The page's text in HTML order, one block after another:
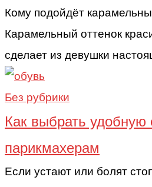
Кому подойдёт
Карамельный оттенок
сделает из девушки
Без рубрики
Как выбрать удобную
парикмахерам
Если устают или болят